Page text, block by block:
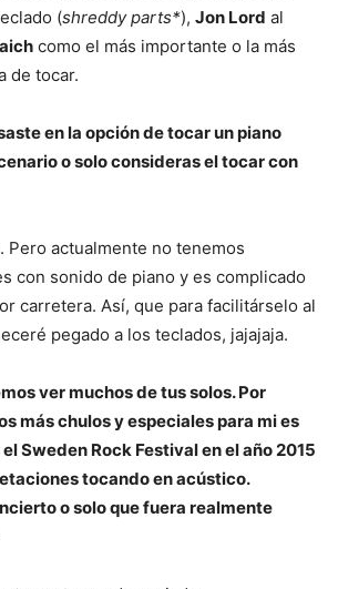
(shreddy parts*), Jon Lord al
como el más importante o la más
de tocar.
en la opción de tocar un piano
o solo consideras el tocar con
Pero actualmente no tenemos
con sonido de piano y es complicado
carretera. Así, que para facilitárselo al
pegado a los teclados, jajajaja.
ver muchos de tus solos. Por
más chulos y especiales para mi es
Sweden Rock Festival en el año 2015
tocando en acústico.
o solo que fuera realmente